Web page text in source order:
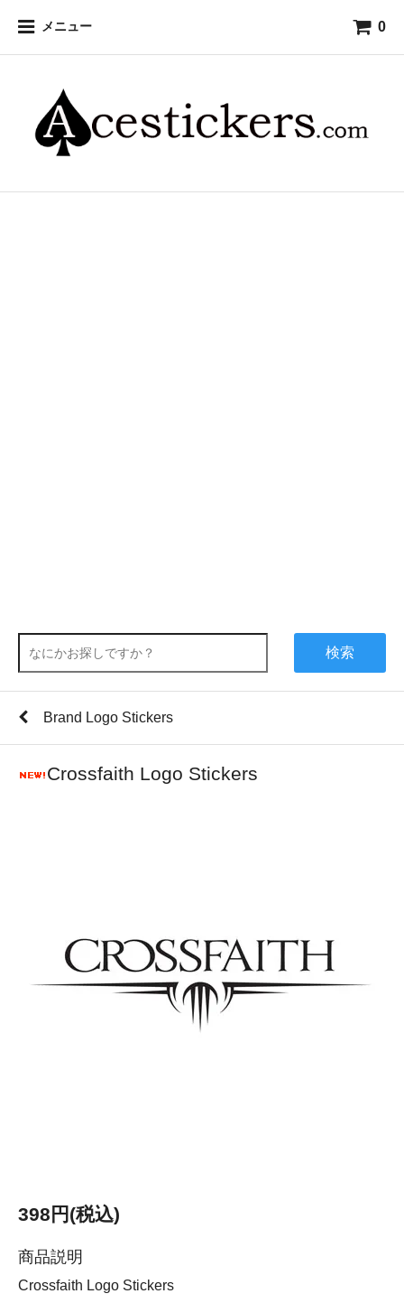
メニュー 0
検索
Brand Logo Stickers
Crossfaith Logo Stickers
398円(税込)
商品説明
Crossfaith Logo Stickers